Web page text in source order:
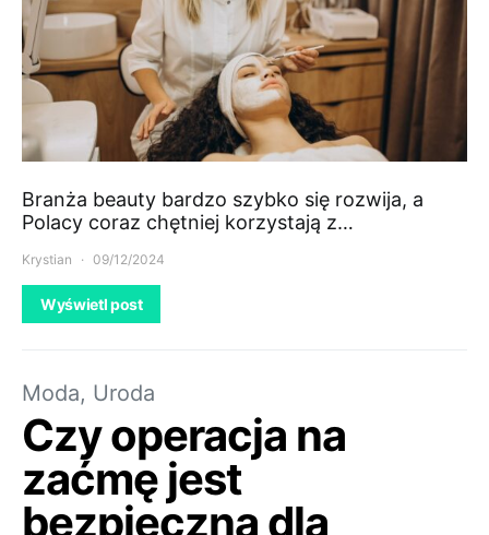
Branża beauty bardzo szybko się rozwija, a
Polacy coraz chętniej korzystają z…
Krystian 09/12/2024
Wyświetl post
Moda, Uroda
Czy operacja na
zaćmę jest
bezpieczna dla